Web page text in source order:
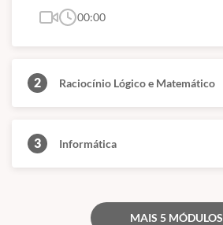
00:00
2 Raciocínio Lógico e Matemático
3 Informática
MAIS 5 MÓDULOS